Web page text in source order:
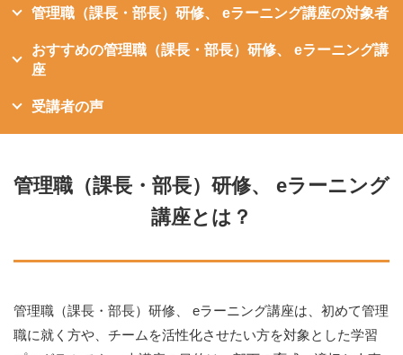
管理職（課長・部長）研修、 eラーニング講座の対象者
おすすめの管理職（課長・部長）研修、 eラーニング講
座
受講者の声
管理職（課長・部長）研修、 eラーニング
講座とは？
管理職（課長・部長）研修、 eラーニング講座は、初めて管理
職に就く方や、チームを活性化させたい方を対象とした学習